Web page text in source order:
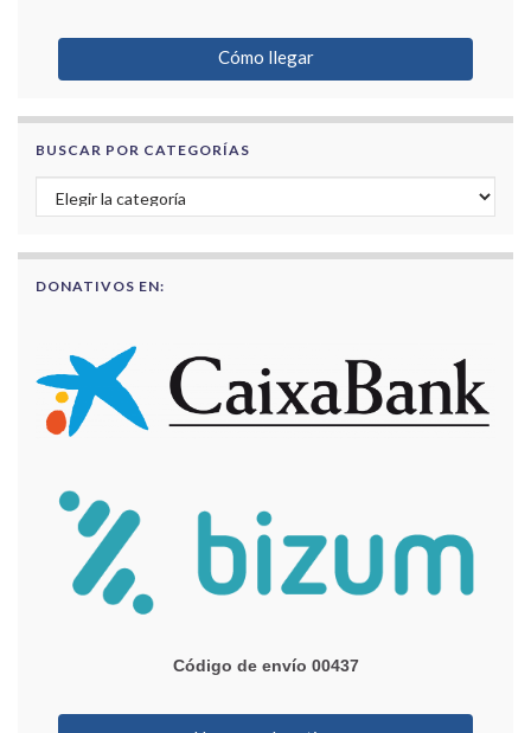
Cómo llegar
BUSCAR POR CATEGORÍAS
Buscar por categorías
DONATIVOS EN:
Código de envío 00437